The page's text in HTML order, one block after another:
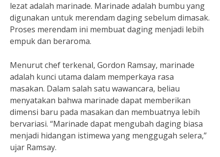
lezat adalah marinade. Marinade adalah bumbu yang
digunakan untuk merendam daging sebelum dimasak.
Proses merendam ini membuat daging menjadi lebih
empuk dan beraroma.
Menurut chef terkenal, Gordon Ramsay, marinade
adalah kunci utama dalam memperkaya rasa
masakan. Dalam salah satu wawancara, beliau
menyatakan bahwa marinade dapat memberikan
dimensi baru pada masakan dan membuatnya lebih
bervariasi. “Marinade dapat mengubah daging biasa
menjadi hidangan istimewa yang menggugah selera,”
ujar Ramsay.